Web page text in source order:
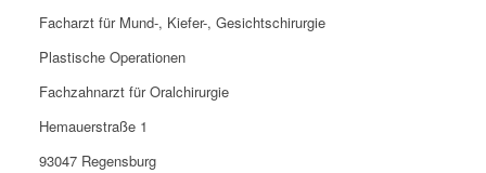
Facharzt für Mund-, Kiefer-, Gesichtschirurgie
Plastische Operationen
Fachzahnarzt für Oralchirurgie
Hemauerstraße 1
93047 Regensburg